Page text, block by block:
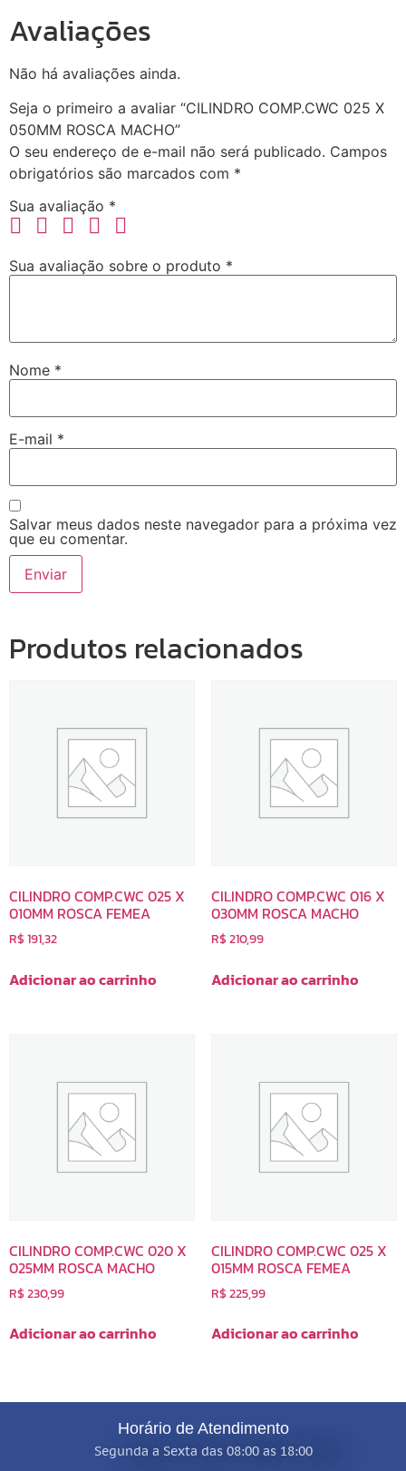
Avaliações
Não há avaliações ainda.
Seja o primeiro a avaliar “CILINDRO COMP.CWC 025 X
050MM ROSCA MACHO”
O seu endereço de e-mail não será publicado. Campos
obrigatórios são marcados com *
Sua avaliação *
Sua avaliação sobre o produto *
Nome *
E-mail *
Salvar meus dados neste navegador para a próxima vez
que eu comentar.
Produtos relacionados
CILINDRO COMP.CWC 025 X
010MM ROSCA FEMEA
R$191,32
Adicionar ao carrinho
CILINDRO COMP.CWC 016 X
030MM ROSCA MACHO
R$210,99
Adicionar ao carrinho
CILINDRO COMP.CWC 020 X
025MM ROSCA MACHO
R$230,99
Adicionar ao carrinho
CILINDRO COMP.CWC 025 X
015MM ROSCA FEMEA
R$225,99
Adicionar ao carrinho
Horário de Atendimento
Segunda a Sexta das 08:00 as 18:00